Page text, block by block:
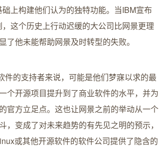
上构建他们认为的独特功能。当IBM宣布
这个历史上行动迟缓的大公司比网景更理
了他未能帮助网景及时转型的失败。
件的支持者来说，可能是他们梦寐以求的最
个开源项目提升到了商业软件的水平，并为
官方立足点。这也让网景之前的举动从一个
，变成了对未来趋势的有先见之明的预示，
或其他开源软件的软件公司提供了隐含的